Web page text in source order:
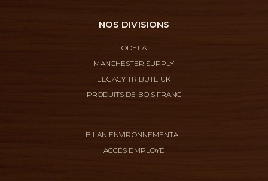
NOS DIVISIONS
ODELA
MANCHESTER SUPPLY
LEGACY TRIBUTE UK
PRODUITS DE BOIS FRANC
BILAN ENVIRONNEMENTAL
ACCÈS EMPLOYÉ